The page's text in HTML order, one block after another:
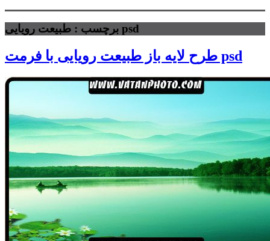
برچسب : طبیعت رویایی psd
طرح لایه باز طبیعت رویایی با فرمت psd